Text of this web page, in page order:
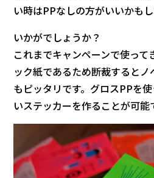
い時はPPなしの方がいいかもし
いかがでしょうか？
これまでキャンペーンで使って
ック紙であるため断裁すると
もピッタリです。グロスPPを
いステッカーを作ることが可能